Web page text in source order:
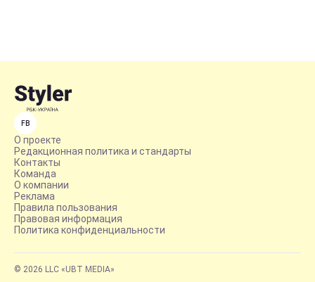
FB
О проекте
Редакционная политика и стандарты
Контакты
Команда
О компании
Реклама
Правила пользования
Правовая информация
Политика конфиденциальности
© 2026 LLC «UBT MEDIA»